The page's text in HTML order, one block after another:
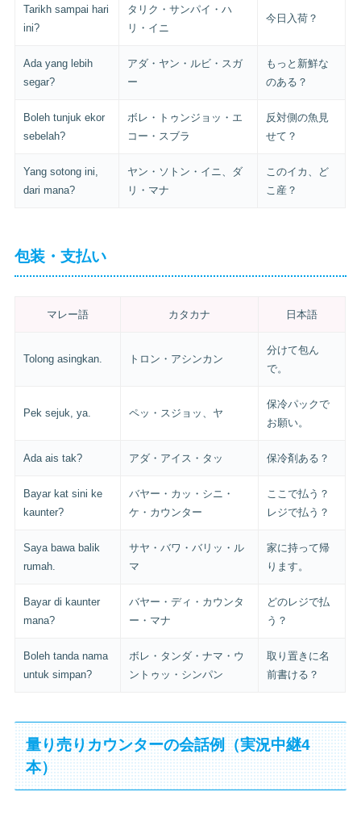
Tarikh sampai hari
ini?
タリク・サンパイ・ハ
リ・イニ
今日入荷？
Ada yang lebih
segar?
アダ・ヤン・ルビ・スガ
ー
もっと新鮮な
のある？
Boleh tunjuk ekor
sebelah?
ボレ・トゥンジョッ・エ
コー・スブラ
反対側の魚見
せて？
Yang sotong ini,
dari mana?
ヤン・ソトン・イニ、ダ
リ・マナ
このイカ、ど
こ産？
包装・支払い
マレー語 カタカナ 日本語
Tolong asingkan. トロン・アシンカン
分けて包ん
で。
Pek sejuk, ya. ペッ・スジョッ、ヤ
保冷パックで
お願い。
Ada ais tak? アダ・アイス・タッ 保冷剤ある？
Bayar kat sini ke
kaunter?
バヤー・カッ・シニ・
ケ・カウンター
ここで払う？
レジで払う？
Saya bawa balik
rumah.
サヤ・バワ・バリッ・ル
マ
家に持って帰
ります。
Bayar di kaunter
mana?
バヤー・ディ・カウンタ
ー・マナ
どのレジで払
う？
Boleh tanda nama
untuk simpan?
ボレ・タンダ・ナマ・ウ
ントゥッ・シンパン
取り置きに名
前書ける？
量り売りカウンターの会話例（実況中継4
本）